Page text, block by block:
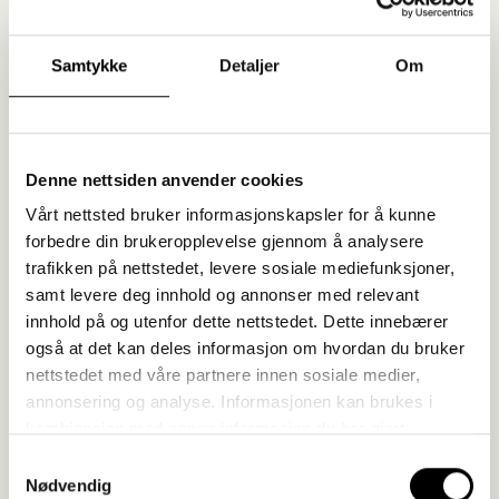
Samtykke Detaljer Om
Denne nettsiden anvender cookies
Vårt nettsted bruker informasjonskapsler for å kunne
forbedre din brukeropplevelse gjennom å analysere
trafikken på nettstedet, levere sosiale mediefunksjoner,
samt levere deg innhold og annonser med relevant
innhold på og utenfor dette nettstedet. Dette innebærer
også at det kan deles informasjon om hvordan du bruker
nettstedet med våre partnere innen sosiale medier,
annonsering og analyse. Informasjonen kan brukes i
annonsering og tilpasset kommunikasjon. Vi bruker bare
Nødvendig
SJEKK OGSÅ UT